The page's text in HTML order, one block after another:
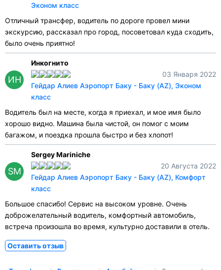
Эконом класс
Отличный трансфер, водитель по дороге провел мини
экскурсию, рассказал про город, посоветовал куда сходить,
было очень приятно!
ИН
Инкогнито
03 Января 2022
Гейдар Алиев Аэропорт Баку - Баку (AZ), Эконом
класс
Водитель был на месте, когда я приехал, и мое имя было
хорошо видно. Машина была чистой, он помог с моим
багажом, и поездка прошла быстро и без хлопот!
SM
Sergey Mariniche
20 Августа 2022
Гейдар Алиев Аэропорт Баку - Баку (AZ), Комфорт
класс
Большое спасибо! Сервис на высоком уровне. Очень
доброжелательный водитель, комфортный автомобиль,
встреча произошла во время, культурно доставили в отель.
Оставить отзыв